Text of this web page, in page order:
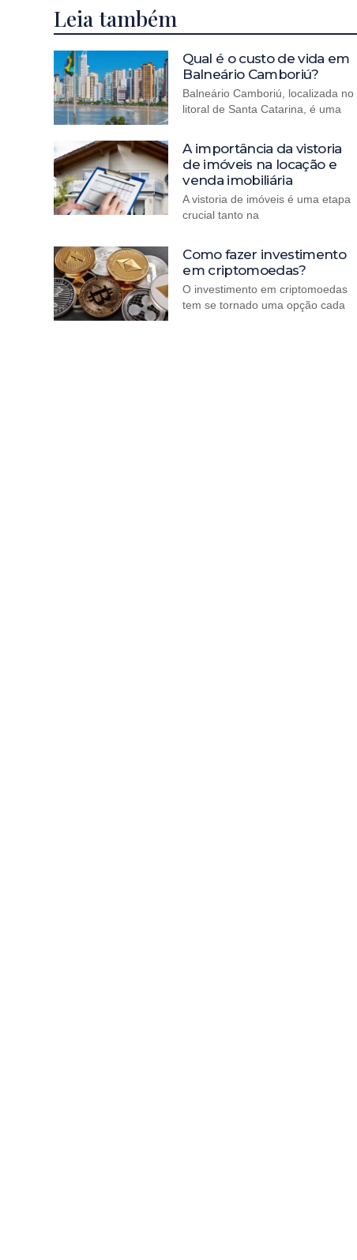
Leia também
Qual é o custo de vida em
Balneário Camboriú?
Balneário Camboriú, localizada no
litoral de Santa Catarina, é uma
A importância da vistoria
de imóveis na locação e
venda imobiliária
A vistoria de imóveis é uma etapa
crucial tanto na
Como fazer investimento
em criptomoedas?
O investimento em criptomoedas
tem se tornado uma opção cada